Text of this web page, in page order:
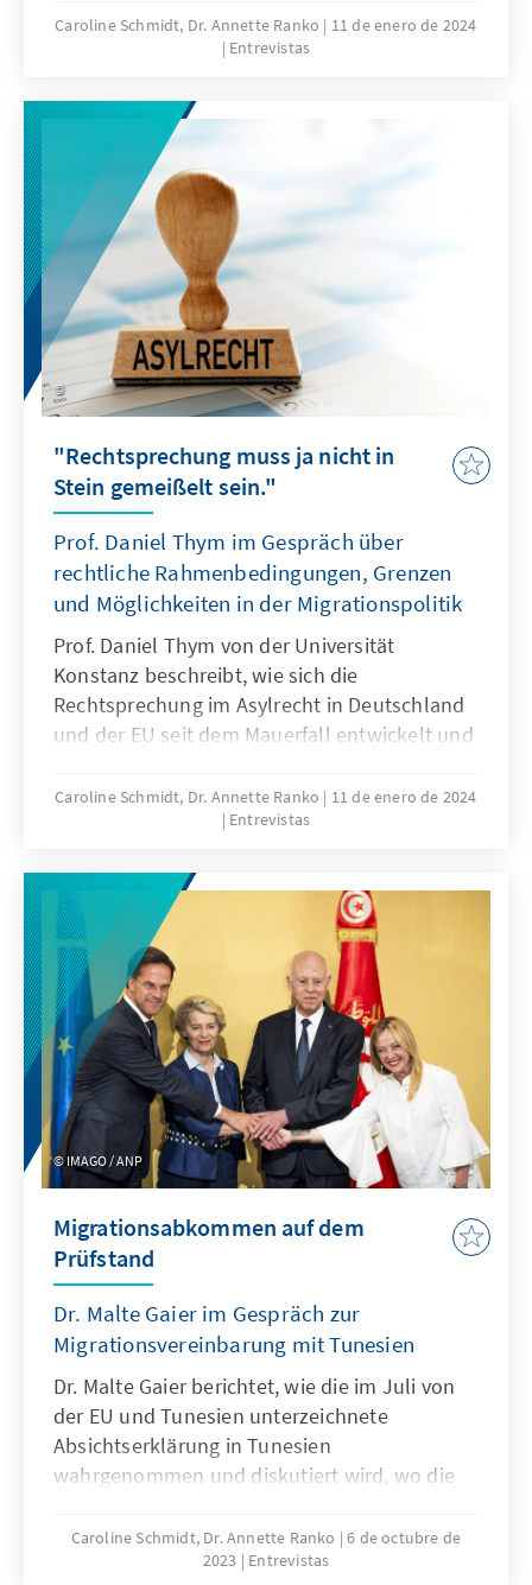
Verantwortung für Schutzberechtige
Caroline Schmidt, Dr. Annette Ranko
11 de enero de 2024
Entrevistas
"Rechtsprechung muss ja nicht in
Stein gemeißelt sein."
Prof. Daniel Thym im Gespräch über
rechtliche Rahmenbedingungen, Grenzen
und Möglichkeiten in der Migrationspolitik
Prof. Daniel Thym von der Universität
Konstanz beschreibt, wie sich die
Rechtsprechung im Asylrecht in Deutschland
und der EU seit dem Mauerfall entwickelt und
rechtliche Handlungsspielräume auf, warnt
aber vor Schnellschüssen.
Caroline Schmidt, Dr. Annette Ranko
11 de enero de 2024
Entrevistas
IMAGO / ANP
Migrationsabkommen auf dem
Prüfstand
Dr. Malte Gaier im Gespräch zur
Migrationsvereinbarung mit Tunesien
Dr. Malte Gaier berichtet, wie die im Juli von
der EU und Tunesien unterzeichnete
Absichtserklärung in Tunesien
wahrgenommen und diskutiert wird, wo die
nachhaltig funktionierendes Abkommen
berücksichtigt werden müssten.
Caroline Schmidt, Dr. Annette Ranko
6 de octubre de
2023
Entrevistas